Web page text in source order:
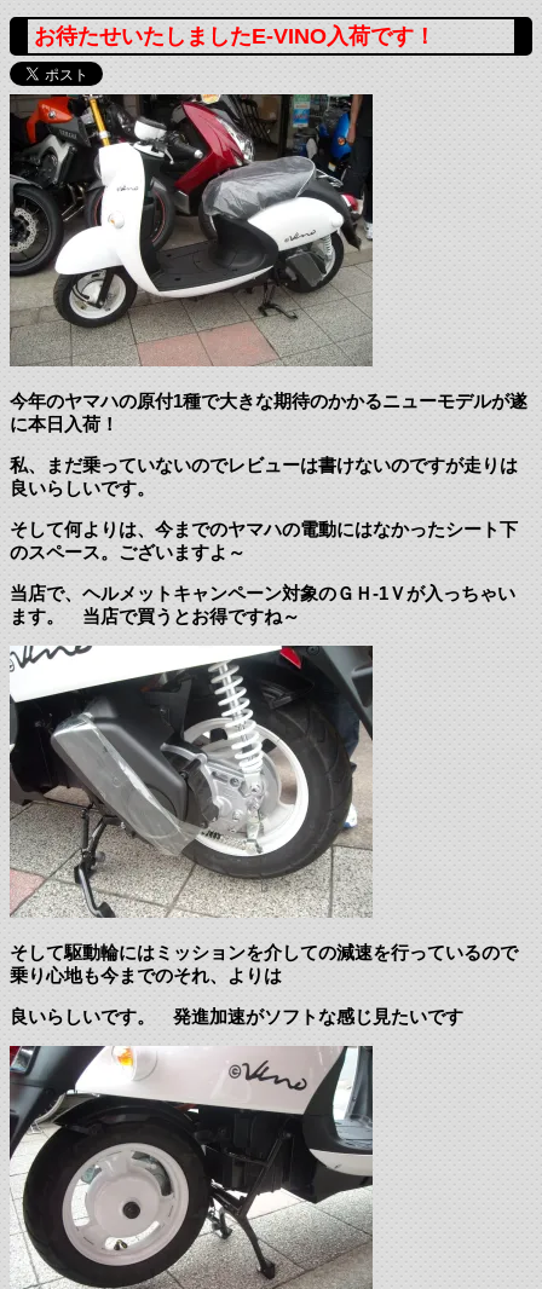
お待たせいたしましたE-VINO入荷です！
今年のヤマハの原付1種で大きな期待のかかるニューモデルが遂
に本日入荷！
私、まだ乗っていないのでレビューは書けないのですが走りは
良いらしいです。
そして何よりは、今までのヤマハの電動にはなかったシート下
のスペース。ございますよ～
当店で、ヘルメットキャンペーン対象のＧＨ-1Ｖが入っちゃい
ます。 当店で買うとお得ですね～
そして駆動輪にはミッションを介しての減速を行っているので
乗り心地も今までのそれ、よりは
良いらしいです。 発進加速がソフトな感じ見たいです